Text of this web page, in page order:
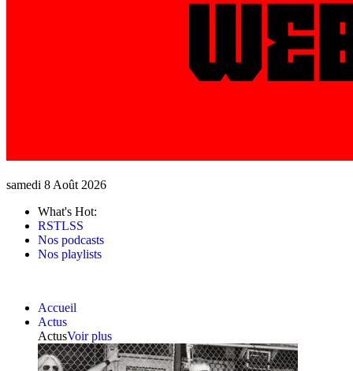
samedi 8 Août 2026
What's Hot:
RSTLSS
Nos podcasts
Nos playlists
Accueil
Actus
ActusVoir plus